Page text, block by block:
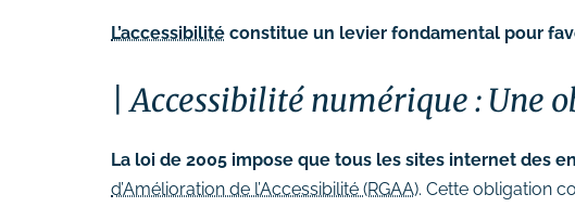
L’accessibilité constitue un levier fondamental pour
Accessibilité numérique : Une
La loi de 2005 impose que tous les sites internet des
d’Amélioration de l’Accessibilité (RGAA). Cette obligation